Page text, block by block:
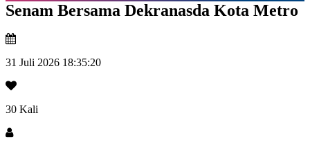
Senam Bersama Dekranasda Kota Metro
31 Juli 2026 18:35:20
30 Kali